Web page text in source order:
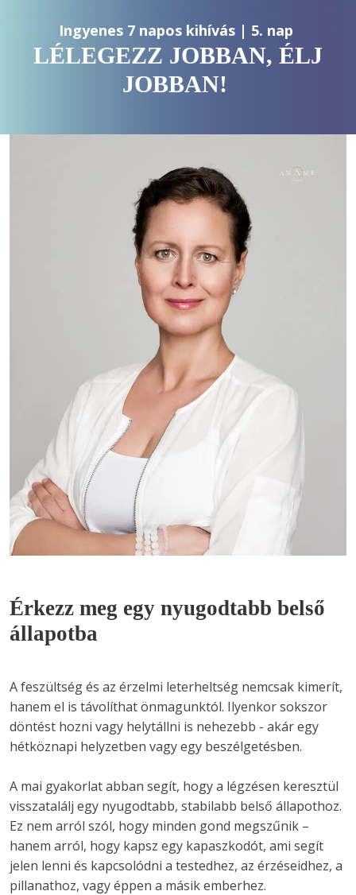
Ingyenes 7 napos kihívás | 5. nap
LÉLEGEZZ JOBBAN, ÉLJ
JOBBAN!
Érkezz meg egy nyugodtabb belső
állapotba
A feszültség és az érzelmi leterheltség nemcsak kimerít,
hanem el is távolíthat önmagunktól. Ilyenkor sokszor
döntést hozni vagy helytállni is nehezebb - akár egy
hétköznapi helyzetben vagy egy beszélgetésben.
A mai gyakorlat abban segít, hogy a légzésen keresztül
visszatalálj egy nyugodtabb, stabilabb belső állapothoz.
Ez nem arról szól, hogy minden gond megszűnik –
hanem arról, hogy kapsz egy kapaszkodót, ami segít
jelen lenni és kapcsolódni a testedhez, az érzéseidhez, a
pillanathoz, vagy éppen a másik emberhez.